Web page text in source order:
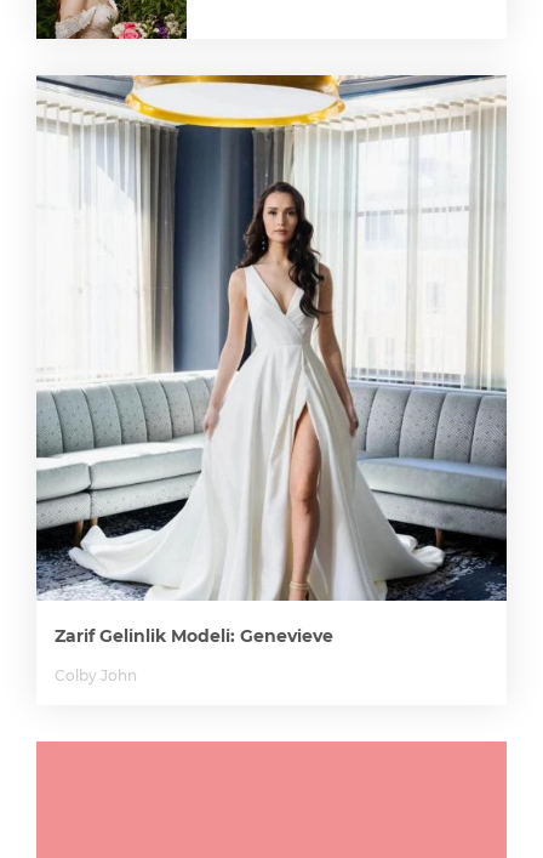
Zarif Gelinlik Modeli: Genevieve
Colby John